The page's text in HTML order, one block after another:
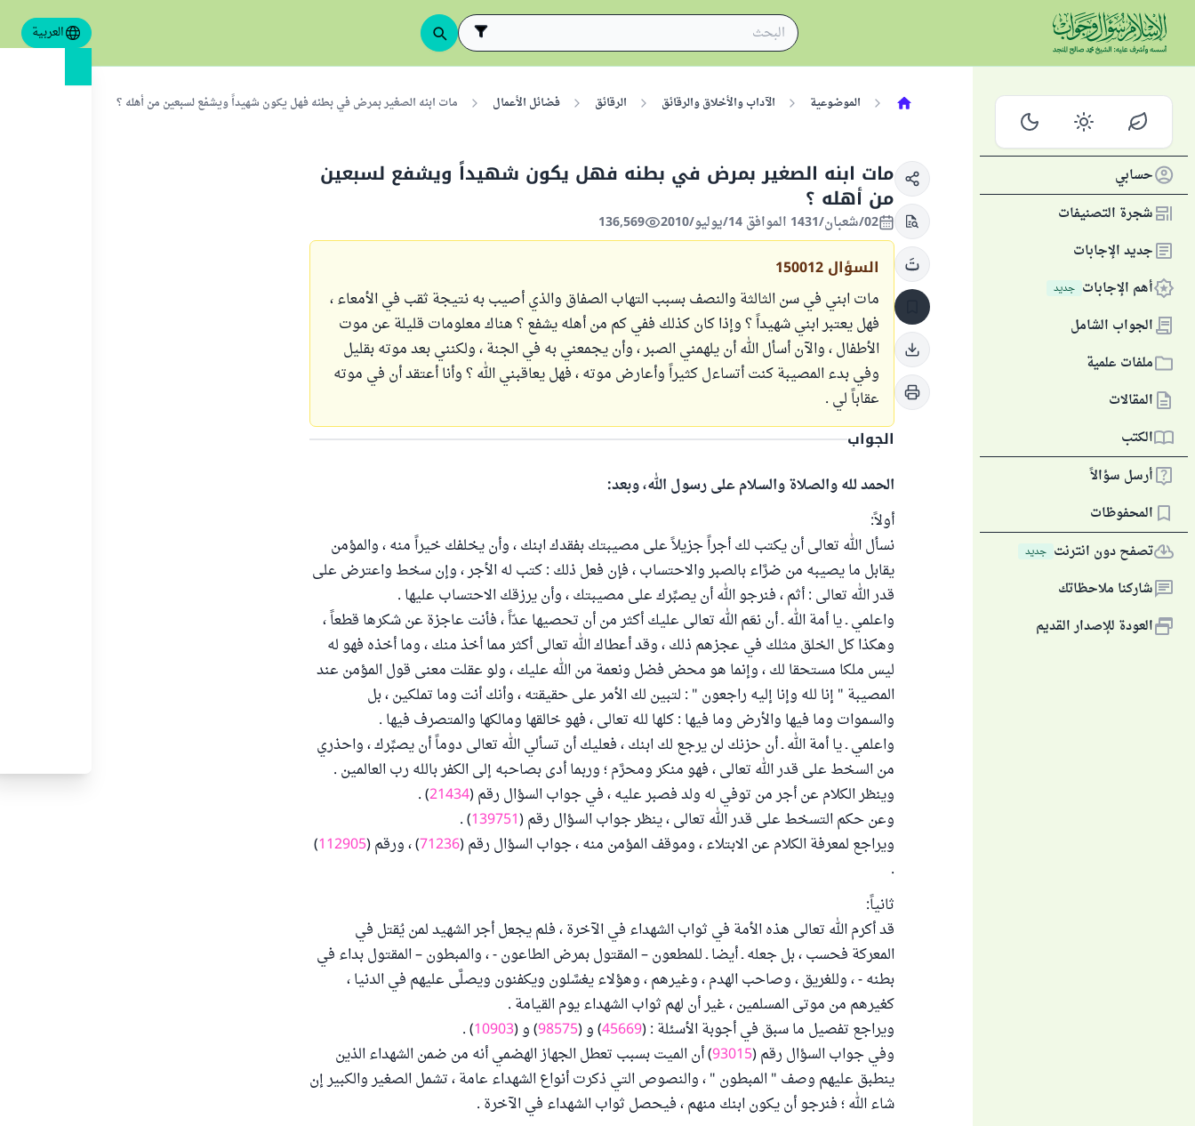
العربية
حسابي
شجرة التصنيفات
جديد الإجابات
أهم الإجابات جديد
الجواب الشامل
ملفات علمية
المقالات
الكتب
أرسل سؤالاً
المحفوظات
تصفح دون انترنت جديد
شاركنا ملاحظاتك
العودة للإصدار القديم
الموضوعية الآداب والأخلاق والرقائق الرقائق فضائل الأعمال مات ابنه الصغير بمرض في بطنه فهل يكون شهيداً ويشفع لسبعين من أهله ؟
مات ابنه الصغير بمرض في بطنه فهل يكون شهيداً ويشفع لسبعين
من أهله ؟
02/شعبان/1431 الموافق 14/يوليو/2010 136,569
السؤال 150012
مات ابني في سن الثالثة والنصف بسبب التهاب الصفاق والذي أصيب به نتيجة ثقب في الأمعاء ،
فهل يعتبر ابني شهيداً ؟ وإذا كان كذلك ففي كم من أهله يشفع ؟ هناك معلومات قليلة عن موت
الأطفال ، والآن أسأل الله أن يلهمني الصبر ، وأن يجمعني به في الجنة ، ولكنني بعد موته بقليل
وفي بدء المصيبة كنت أتساءل كثيراً وأعارض موته ، فهل يعاقبني الله ؟ وأنا أعتقد أن في موته
عقاباً لي .
الجواب
الحمد لله والصلاة والسلام على رسول الله، وبعد:
أولاً:
نسأل الله تعالى أن يكتب لك أجراً جزيلاً على مصيبتك بفقدك ابنك ، وأن يخلفك خيراً منه ، والمؤمن
يقابل ما يصيبه من ضرَّاء بالصبر والاحتساب ، فإن فعل ذلك : كتب له الأجر ، وإن سخط واعترض على
قدر الله تعالى : أثم ، فنرجو الله أن يصبِّرك على مصيبتك ، وأن يرزقك الاحتساب عليها .
واعلمي ـ يا أمة الله ـ أن نعَم الله تعالى عليك أكثر من أن تحصيها عدّاً ، فأنت عاجزة عن شكرها قطعاً ،
وهكذا كل الخلق مثلك في عجزهم ذلك ، وقد أعطاك الله تعالى أكثر مما أخذ منك ، وما أخذه فهو له
ليس ملكا مستحقا لك ، وإنما هو محض فضل ونعمة من الله عليك ، ولو عقلت معنى قول المؤمن عند
المصيبة " إنا لله وإنا إليه راجعون " : لتبين لك الأمر على حقيقته ، وأنك أنت وما تملكين ، بل
والسموات وما فيها والأرض وما فيها : كلها لله تعالى ، فهو خالقها ومالكها والمتصرف فيها .
واعلمي ـ يا أمة الله ـ أن حزنك لن يرجع لك ابنك ، فعليك أن تسألي الله تعالى دوماً أن يصبِّرك ، واحذري
من السخط على قدر الله تعالى ، فهو منكر ومحرَّم ؛ وربما أدى بصاحبه إلى الكفر بالله رب العالمين .
وينظر الكلام عن أجر من توفي له ولد فصبر عليه ، في جواب السؤال رقم (21434
) .
وعن حكم التسخط على قدر الله تعالى ، ينظر جواب السؤال رقم (139751
) .
ويراجع لمعرفة الكلام عن الابتلاء ، وموقف المؤمن منه ، جواب السؤال رقم (71236) ، ورقم (112905
)
.
ثانياً:
قد أكرم الله تعالى هذه الأمة في ثواب الشهداء في الآخرة ، فلم يجعل أجر الشهيد لمن يُقتل في
المعركة فحسب ، بل جعله ـ أيضا ـ للمطعون – المقتول بمرض الطاعون - ، والمبطون – المقتول بداء في
بطنه - ، وللغريق ، وصاحب الهدم ، وغيرهم ، وهؤلاء يغسَّلون ويكفنون ويصلَّى عليهم في الدنيا ،
كغيرهم من موتى المسلمين ، غير أن لهم ثواب الشهداء يوم القيامة .
ويراجع تفصيل ما سبق في أجوبة الأسئلة : (45669) و (98575) و (10903
) .
وفي جواب السؤال رقم (93015) أن الميت بسبب تعطل الجهاز الهضمي أنه من ضمن الشهداء الذين
ينطبق عليهم وصف " المبطون " ، والنصوص التي ذكرت أنواع الشهداء عامة ، تشمل الصغير والكبير إن
شاء الله ؛ فنرجو أن يكون ابنك منهم ، فيحصل ثواب الشهداء في الآخرة .